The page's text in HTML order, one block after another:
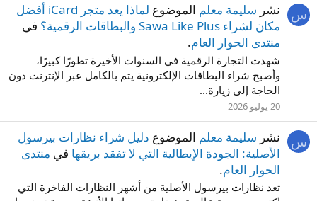
س نشر سليمة معلم الموضوع
لماذا يعد متجر iCard أفضل
مكان لشراء Sawa Like Plus والبطاقات الرقمية؟
في
منتدى الحوار العام.
شهدت التجارة الرقمية في السنوات الأخيرة تطورًا كبيرًا،
وأصبح شراء البطاقات الإلكترونية يتم بالكامل عبر الإنترنت دون
الحاجة إلى زيارة...
20 يوليو 2026
س نشر سليمة معلم الموضوع دليل شراء نظارات بيرسول
الأصلية: الجودة الإيطالية التي لا تفقد بريقها في منتدى
الحوار العام.
تعد نظارات بيرسول الأصلية من أشهر النظارات الفاخرة التي